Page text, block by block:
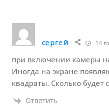
сергей 14
при включении камеры
Иногда на экране
квадраты. Сколько будет
Ответить